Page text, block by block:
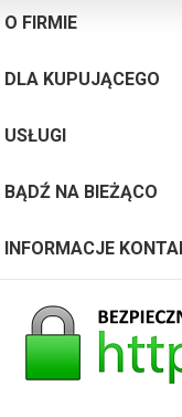
O FIRMIE
DLA KUPUJĄCEGO
USŁUGI
BĄDŹ NA BIEŻĄCO
INFORMACJE